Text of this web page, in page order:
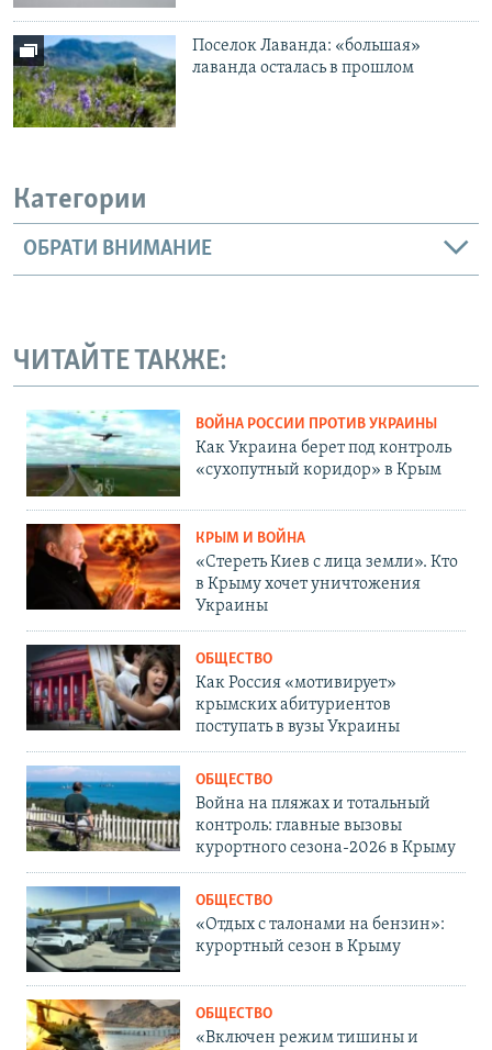
Поселок Лаванда: «большая»
лаванда осталась в прошлом
Категории
ОБРАТИ ВНИМАНИЕ
ЧИТАЙТЕ ТАКЖЕ:
ВОЙНА РОССИИ ПРОТИВ УКРАИНЫ
Как Украина берет под контроль
«сухопутный коридор» в Крым
КРЫМ И ВОЙНА
«Стереть Киев с лица земли». Кто
в Крыму хочет уничтожения
Украины
ОБЩЕСТВО
Как Россия «мотивирует»
крымских абитуриентов
поступать в вузы Украины
ОБЩЕСТВО
Война на пляжах и тотальный
контроль: главные вызовы
курортного сезона-2026 в Крыму
ОБЩЕСТВО
«Отдых с талонами на бензин»:
курортный сезон в Крыму
ОБЩЕСТВО
«Включен режим тишины и